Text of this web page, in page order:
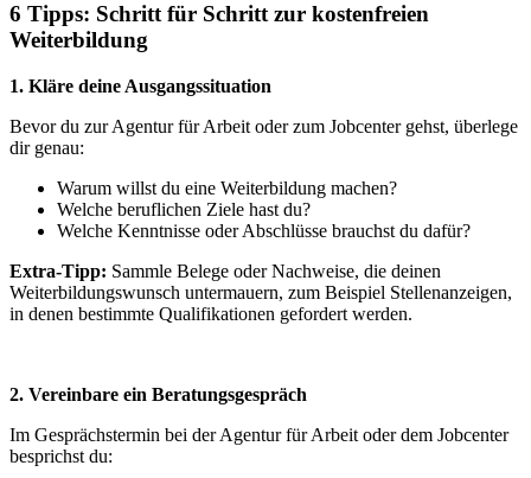
6 Tipps: Schritt für Schritt zur kostenfreien
Weiterbildung
1. Kläre deine Ausgangssituation
Bevor du zur Agentur für Arbeit oder zum Jobcenter gehst, überlege
dir genau:
Warum willst du eine Weiterbildung machen?
Welche beruflichen Ziele hast du?
Welche Kenntnisse oder Abschlüsse brauchst du dafür?
Extra-Tipp: Sammle Belege oder Nachweise, die deinen
Weiterbildungswunsch untermauern, zum Beispiel Stellenanzeigen,
in denen bestimmte Qualifikationen gefordert werden.
2. Vereinbare ein Beratungsgespräch
Im Gesprächstermin bei der Agentur für Arbeit oder dem Jobcenter
besprichst du: